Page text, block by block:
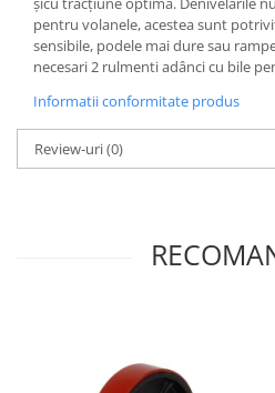
pentru volanele, acestea sunt
sensibile, podele mai dure sau
necesari 2 rulmenti adânci cu bile
Informatii conformitate produs
Review-uri(0)